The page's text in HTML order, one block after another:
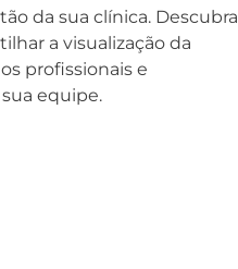
da sua clínica. Descubra
a visualização da
profissionais e
equipe.